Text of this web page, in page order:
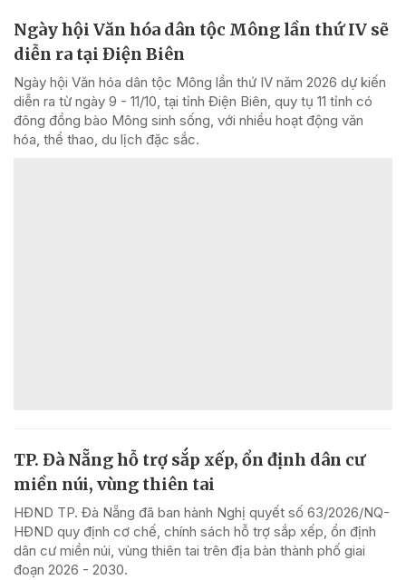
Ngày hội Văn hóa dân tộc Mông lần thứ IV sẽ
diễn ra tại Điện Biên
Ngày hội Văn hóa dân tộc Mông lần thứ IV năm 2026 dự kiến
diễn ra từ ngày 9 - 11/10, tại tỉnh Điện Biên, quy tụ 11 tỉnh có
đông đồng bào Mông sinh sống, với nhiều hoạt động văn
hóa, thể thao, du lịch đặc sắc.
TP. Đà Nẵng hỗ trợ sắp xếp, ổn định dân cư
miền núi, vùng thiên tai
HĐND TP. Đà Nẵng đã ban hành Nghị quyết số 63/2026/NQ-
HĐND quy định cơ chế, chính sách hỗ trợ sắp xếp, ổn định
dân cư miền núi, vùng thiên tai trên địa bàn thành phố giai
đoạn 2026 - 2030.